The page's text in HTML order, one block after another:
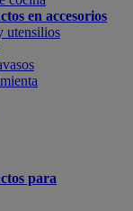
en accesorios
utensilios
para